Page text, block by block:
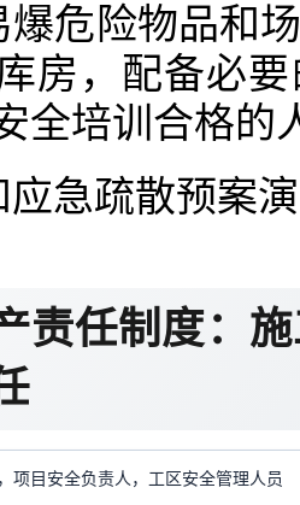
爆危险物品和
房，配备必
全培训合格的
应急疏散预案
责任制度：
项目安全负责人，工区安全管理人员